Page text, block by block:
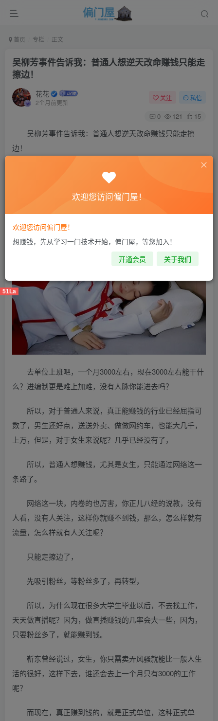
首页 专栏 正文
吴柳芳事件告诉我：普通人想逆天改命赚钱只能走
擦边！
花花
2个月前更新
关注 私信
0 121 15
吴柳芳事件告诉我：普通人想逆天改命赚钱只能走擦
边！
如今经济不景气，越不景气，什么最火呢？就是se情，
为什么这么说呢？听花花给你说道说道，大学生毕业，尤其
是女大学生，毕业以后做什么呢？正经的行业，比如：送外
卖？网约车？家教？你说对女生来说哪个安全呢？
去单位上班吧，一个月3000左右，现在3000左右能干什
么？进编制更是难上加难，没有人脉你能进去吗？
所以，对于普通人来说，真正能赚钱的行业已经屈指可
数了，男生还好点，送送外卖、做做网约车，也能大几千，
上万，但是，对于女生来说呢？几乎已经没有了，
所以，普通人想赚钱，尤其是女生，只能通过网络这一
条路了。
网络这一块，内卷的也厉害，你正儿八经的说教，没有
人看，没有人关注，这样你就赚不到钱，那么，怎么样就有
流量，怎么样就有人关注呢？
只能走擦边了，
先吸引粉丝，等粉丝多了，再转型，
所以，为什么现在很多大学生毕业以后，不去找工作，
天天做直播呢？因为，做直播赚钱的几率会大一些，因为，
只要粉丝多了，就能赚到钱。
靳东曾经说过，女生，你只需卖弄风骚就能比一般人生
活的很好，这样下去，谁还会去上一个月只有3000的工作
呢？
而现在，真正赚到钱的，就是正式单位，这种正式单
欢迎您访问偏门屋！
欢迎您访问偏门屋！
想赚钱，先从学习一门技术开始，偏门屋，等您加入！
开通会员
关于我们
51La